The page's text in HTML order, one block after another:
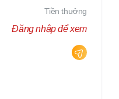
Tiền thưởng
Đăng nhập để xem